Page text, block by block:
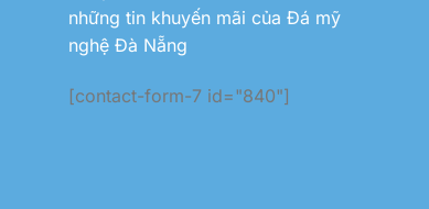
những tin khuyến mãi của Đá mỹ
nghệ Đà Nẵng
[contact-form-7 id="840"]